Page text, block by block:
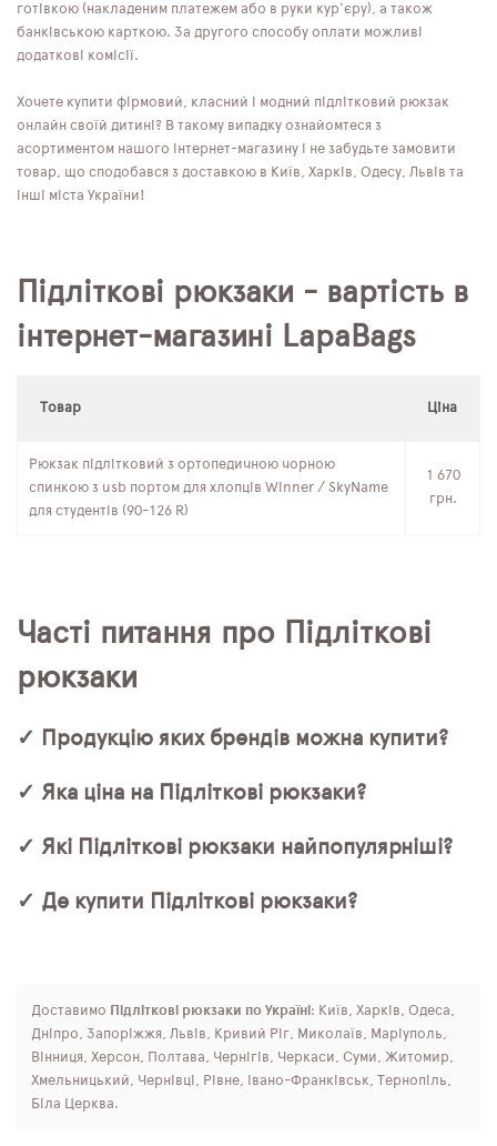
готівкою (накладеним платежем або в руки кур'єру), а також
банківською карткою. За другого способу оплати можливі
додаткові комісії.
Хочете купити фірмовий, класний і модний підлітковий рюкзак
онлайн своїй дитині? В такому випадку ознайомтеся з
асортиментом нашого інтернет-магазину і не забудьте замовити
товар, що сподобався з доставкою в Київ, Харків, Одесу, Львів та
інші міста України!
Підліткові рюкзаки - вартість в
інтернет-магазині LapaBags
Товар Ціна
Рюкзак підлітковий з ортопедичною чорною
спинкою з usb портом для хлопців Winner / SkyName
для студентів (90-126 R)
1 670
грн.
Часті питання про Підліткові
рюкзаки
✓ Продукцію яких брендів можна купити?
✓ Яка ціна на Підліткові рюкзаки?
✓ Які Підліткові рюкзаки найпопулярніші?
✓ Де купити Підліткові рюкзаки?
Доставимо Підліткові рюкзаки по Україні : Київ, Харків, Одеса,
Дніпро, Запоріжжя, Львів, Кривий Ріг, Миколаїв, Маріуполь,
Вінниця, Херсон, Полтава, Чернігів, Черкаси, Суми, Житомир,
Хмельницький, Чернівці, Рівне, Івано-Франківськ, Тернопіль,
Біла Церква.